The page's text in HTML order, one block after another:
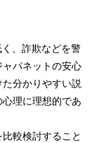
く、詐欺などを警
パネットの安心
分かりやすい説
理に理想的であ
較検討すること